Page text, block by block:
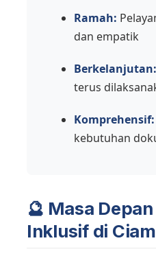
Ramah:
dan empatik
Berkelanjutan:
terus
Komprehensif:
kebutuhan
🔮 Masa
Inklusif di